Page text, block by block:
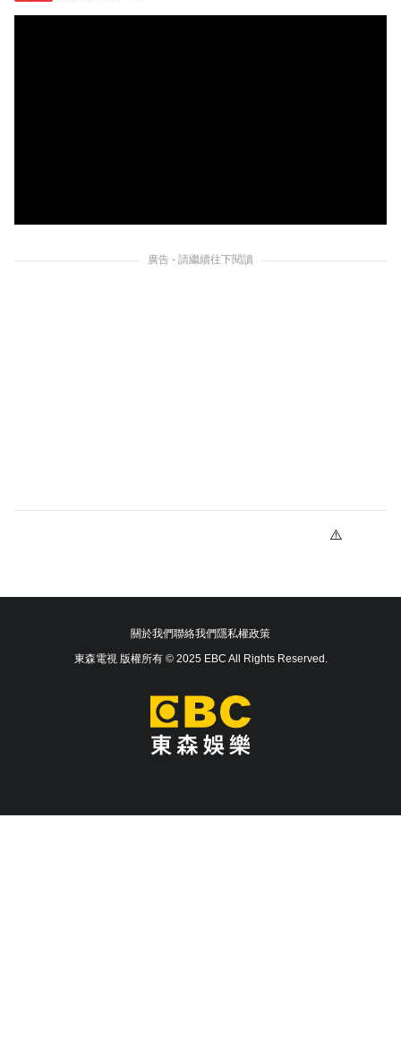
廣告 - 請繼續往下閱讀
關於我們聯絡我們隱私權政策
東森電視 版權所有 © 2025 EBC All Rights Reserved.